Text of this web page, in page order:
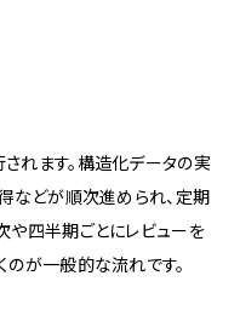
れます。構造化データの実
などが順次進められ、定期
や四半期ごとにレビューを
のが一般的な流れです。